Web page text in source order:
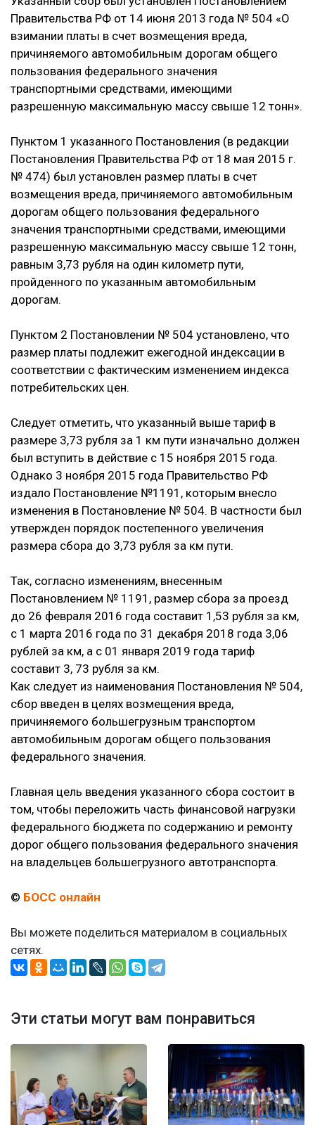
Правительства РФ от 14 июня 2013 года № 504 «О
взимании платы в счет возмещения вреда,
причиняемого автомобильным дорогам общего
пользования федерального значения
транспортными средствами, имеющими
разрешенную максимальную массу свыше 12 тонн».
Пунктом 1 указанного Постановления (в редакции
Постановления Правительства РФ от 18 мая 2015 г.
№ 474) был установлен размер платы в счет
возмещения вреда, причиняемого автомобильным
дорогам общего пользования федерального
значения транспортными средствами, имеющими
разрешенную максимальную массу свыше 12 тонн,
равным 3,73 рубля на один километр пути,
пройденного по указанным автомобильным
дорогам.
Пунктом 2 Постановлении № 504 установлено, что
размер платы подлежит ежегодной индексации в
соответствии с фактическим изменением индекса
потребительских цен.
Следует отметить, что указанный выше тариф в
размере 3,73 рубля за 1 км пути изначально должен
был вступить в действие с 15 ноября 2015 года.
Однако 3 ноября 2015 года Правительство РФ
издало Постановление №1191, которым внесло
изменения в Постановление № 504. В частности был
утвержден порядок постепенного увеличения
размера сбора до 3,73 рубля за км пути.
Так, согласно изменениям, внесенным
Постановлением № 1191, размер сбора за проезд
до 26 февраля 2016 года составит 1,53 рубля за км,
с 1 марта 2016 года по 31 декабря 2018 года 3,06
рублей за км, а с 01 января 2019 года тариф
составит 3, 73 рубля за км.
Как следует из наименования Постановления № 504,
сбор введен в целях возмещения вреда,
причиняемого большегрузным транспортом
автомобильным дорогам общего пользования
федерального значения.
Главная цель введения указанного сбора состоит в
том, чтобы переложить часть финансовой нагрузки
федерального бюджета по содержанию и ремонту
дорог общего пользования федерального значения
на владельцев большегрузного автотранспорта.
© БОСС онлайн
Вы можете поделиться материалом в социальных
сетях.
Эти статьи могут вам понравиться